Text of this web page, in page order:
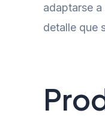
adaptarse
detalle que